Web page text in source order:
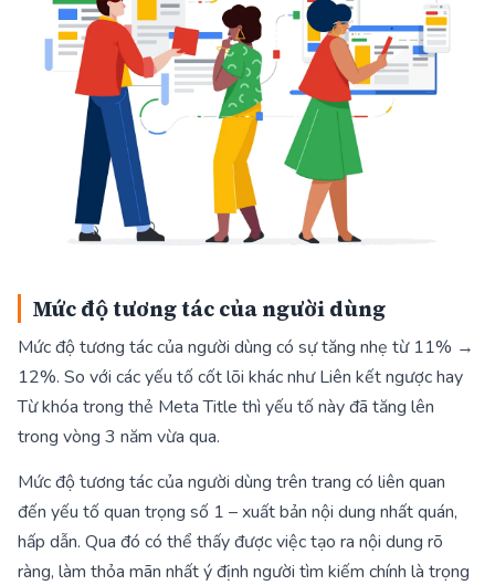
Mức độ tương tác của người dùng
Mức độ tương tác của người dùng có sự tăng nhẹ từ 11% →
12%. So với các yếu tố cốt lõi khác như Liên kết ngược hay
Từ khóa trong thẻ Meta Title thì yếu tố này đã tăng lên
trong vòng 3 năm vừa qua.
Mức độ tương tác của người dùng trên trang có liên quan
đến yếu tố quan trọng số 1 – xuất bản nội dung nhất quán,
hấp dẫn. Qua đó có thể thấy được việc tạo ra nội dung rõ
ràng, làm thỏa mãn nhất ý định người tìm kiếm chính là trọng